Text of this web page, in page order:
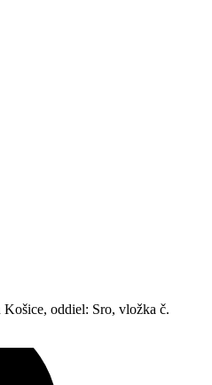
Košice, oddiel: Sro, vložka č.